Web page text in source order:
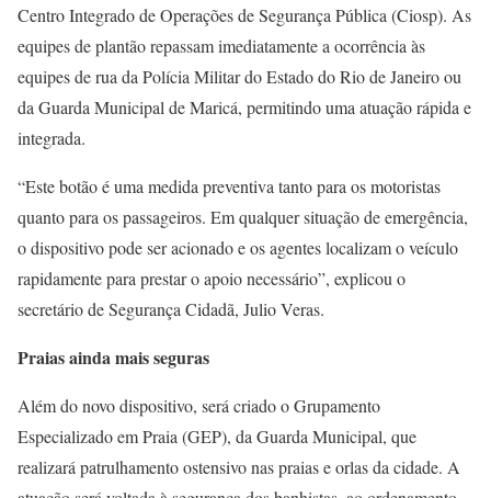
Centro Integrado de Operações de Segurança Pública (Ciosp). As
equipes de plantão repassam imediatamente a ocorrência às
equipes de rua da Polícia Militar do Estado do Rio de Janeiro ou
da Guarda Municipal de Maricá, permitindo uma atuação rápida e
integrada.
“Este botão é uma medida preventiva tanto para os motoristas
quanto para os passageiros. Em qualquer situação de emergência,
o dispositivo pode ser acionado e os agentes localizam o veículo
rapidamente para prestar o apoio necessário”, explicou o
secretário de Segurança Cidadã, Julio Veras.
Praias ainda mais seguras
Além do novo dispositivo, será criado o Grupamento
Especializado em Praia (GEP), da Guarda Municipal, que
realizará patrulhamento ostensivo nas praias e orlas da cidade. A